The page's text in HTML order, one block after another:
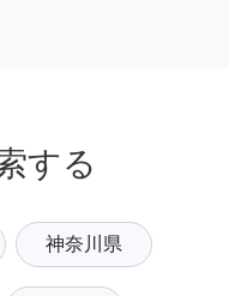
する
神奈川県